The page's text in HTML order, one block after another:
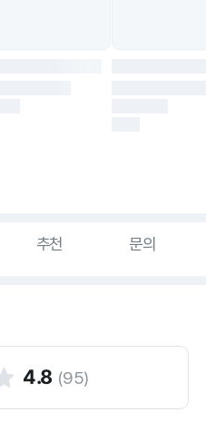
추천 문의
4.8 (95)